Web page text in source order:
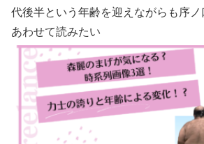
代後半という年齢を迎えながらも序
あわせて読みたい